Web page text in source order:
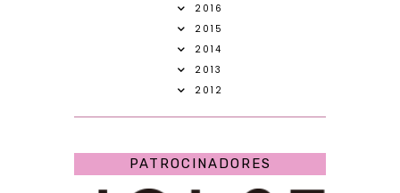
2016
2015
2014
2013
2012
PATROCINADORES